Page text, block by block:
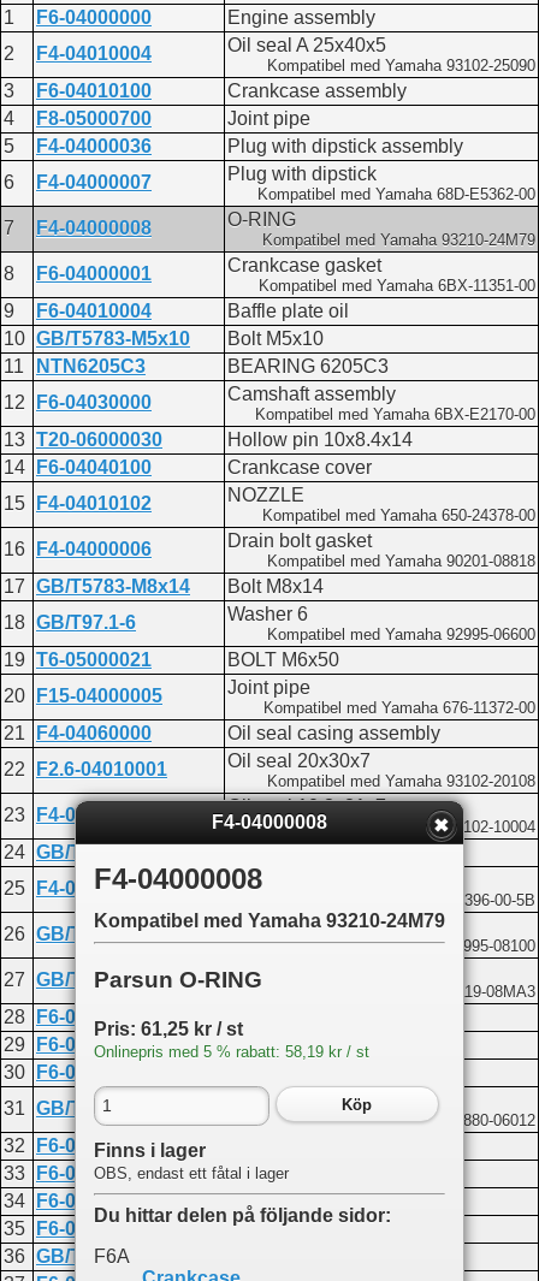
1
F6-04000000
Engine assembly
2
F4-04010004 Oil seal A 25x40x5
Kompatibel med Yamaha 93102-25090
3 F6-04010100
Crankcase assembly
4
F8-05000700
Joint pipe
5
F4-04000036
Plug with dipstick assembly
6
F4-04000007 Plug with dipstick
Kompatibel med Yamaha 68D-E5362-00
7 F4-04000008 O-RING
Kompatibel med Yamaha 93210-24M79
8 F6-04000001 Crankcase gasket
Kompatibel med Yamaha 6BX-11351-00
9 F6-04010004
Baffle plate oil
10 GB/T5783-M5x10
Bolt M5x10
11
NTN6205C3
BEARING 6205C3
12
F6-04030000 Camshaft assembly
Kompatibel med Yamaha 6BX-E2170-00
13 T20-06000030
Hollow pin 10x8.4x14
14
F6-04040100
Crankcase cover
15
F4-04010102 NOZZLE
Kompatibel med Yamaha 650-24378-00
16 F4-04000006 Drain bolt gasket
Kompatibel med Yamaha 90201-08818
17 GB/T5783-M8x14
Bolt M8x14
18 GB/T97.1-6 Washer 6
Kompatibel med Yamaha 92995-06600
19 T6-05000021
BOLT M6x50
20
F15-04000005 Joint pipe
Kompatibel med Yamaha 676-11372-00
21 F4-04060000
Oil seal casing assembly
22
F2.6-04010001 Oil seal 20x30x7
Kompatibel med Yamaha 93102-20108
23 F4-04060004 Oil seal 10.8x21x7
Kompatibel med Yamaha 93102-10004
24 GB/T3452.1-32.5x1.8
25
F4-04060001 Oil seal casing
Kompatibel med Yamaha 68D-E5396-00-5B
26 GB/T97.1-8 Washer 8
Kompatibel med Yamaha 92995-08100
27 GB/T5783-M8x20 Bolt M8x20
Kompatibel med Yamaha 90119-08MA3
28 F6-04040002
29
F6-04040003
Oil pump outer rotor
30
F6-04040004
31 GB/T818-M6x10 Screw M6x10
Kompatibel med Yamaha 97880-06012
32 F6-04040006
33
F6-04040007
Spring
34
F6-04040005
Oil pump gasket
35
F6-04040008
Oil pump cover
36 GB/T5783-M6x35
F4-04000008
F4-04000008
Kompatibel med Yamaha 93210-24M79
Parsun O-RING
Pris: 61,25 kr / st
Onlinepris med 5 % rabatt: 58,19 kr / st
Köp
Finns i lager
OBS, endast ett fåtal i lager
Du hittar delen på följande sidor:
F6A